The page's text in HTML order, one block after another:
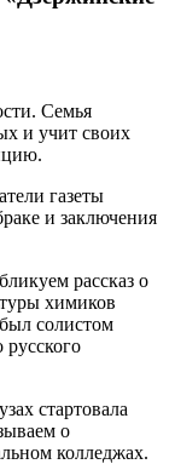
Семья
и учит своих
газеты
и заключения
рассказ о
химиков
солистом
русского
стартовала
о
колледжах.